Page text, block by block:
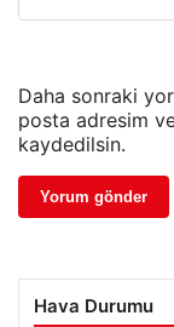
Daha sonraki
posta adresim
kaydedilsin.
Hava Durumu